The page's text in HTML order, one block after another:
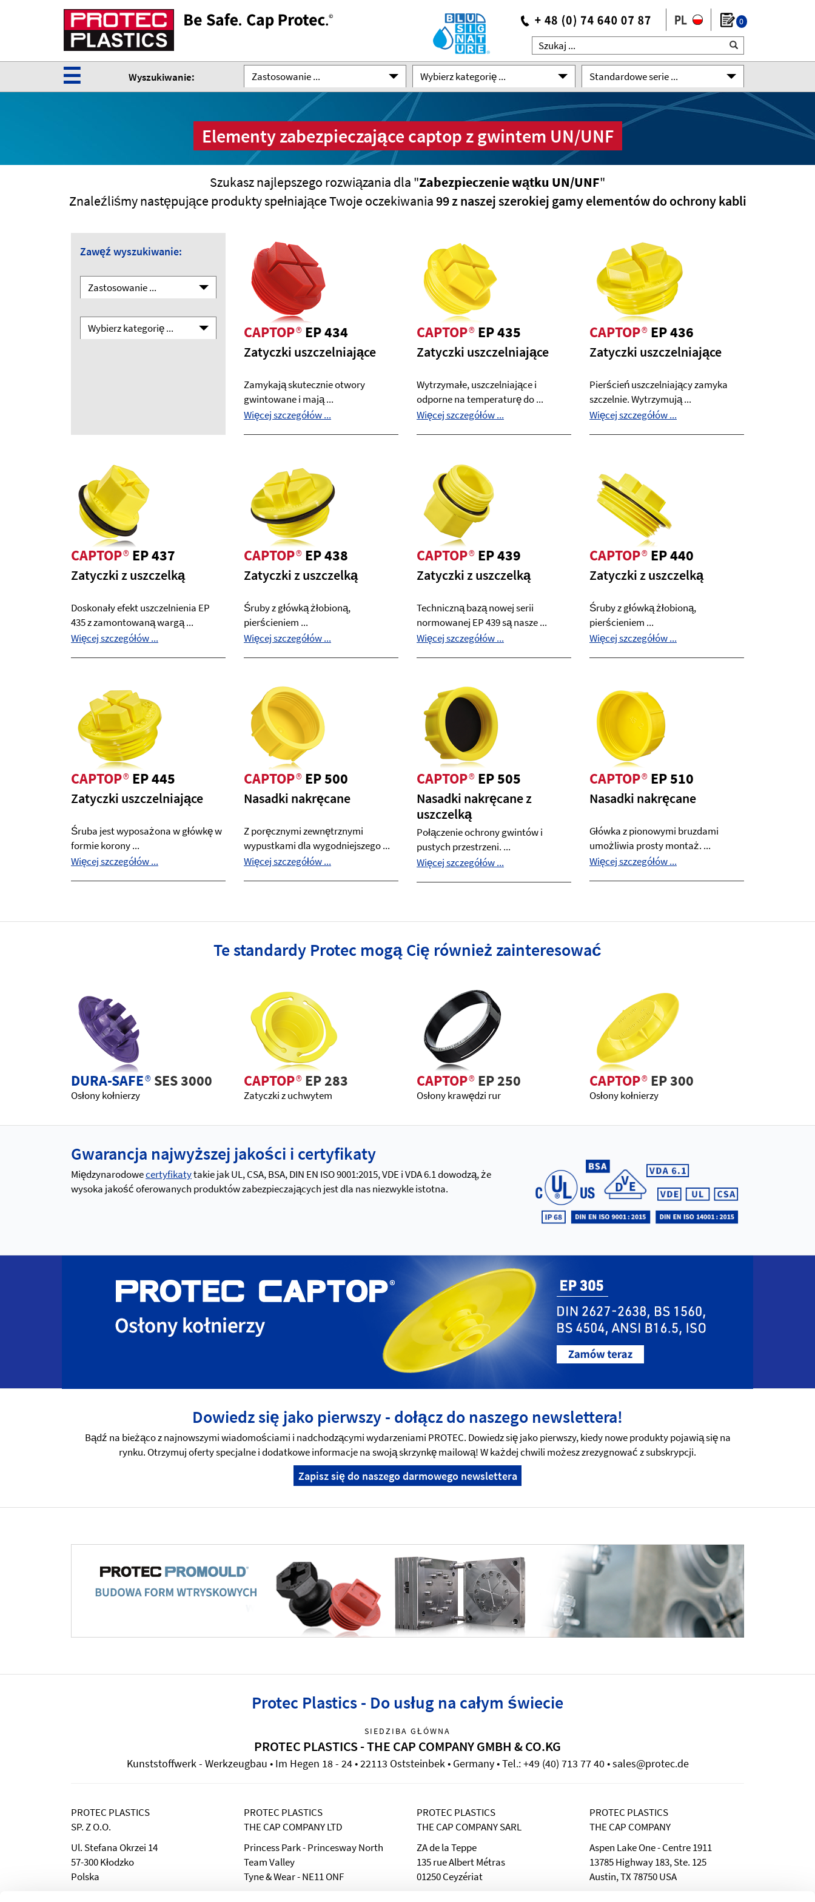
0
☰ Wyszukiwanie: Zastosowanie ... Wybierz kategorię ... Standardowe serie ...
Elementy zabezpieczające captop z gwintem UN/UNF
Szukasz najlepszego rozwiązania dla "Zabezpieczenie wątku UN/UNF"
Znaleźliśmy następujące produkty spełniające Twoje oczekiwania99 z naszej szerokiej gamy elementów do ochrony kabli
Zawęź wyszukiwanie:
Zastosowanie ...
Wybierz kategorię ... CAPTOP®EP 434
Zatyczki uszczelniające
Zamykają skutecznie otwory
gwintowane i mają ...
Więcej szczegółów ...
CAPTOP®EP 435
Zatyczki uszczelniające
Wytrzymałe, uszczelniające i
odporne na temperaturę do ...
Więcej szczegółów ...
CAPTOP®EP 436
Zatyczki uszczelniające
Pierścień uszczelniający zamyka
szczelnie. Wytrzymują ...
Więcej szczegółów ...
CAPTOP®EP 437
Zatyczki z uszczelką
Doskonały efekt uszczelnienia EP
435 z zamontowaną wargą ...
Więcej szczegółów ...
CAPTOP®EP 438
Zatyczki z uszczelką
Śruby z główką żłobioną,
pierścieniem ...
Więcej szczegółów ...
CAPTOP®EP 439
Zatyczki z uszczelką
Techniczną bazą nowej serii
normowanej EP 439 są nasze ...
Więcej szczegółów ...
CAPTOP®EP 440
Zatyczki z uszczelką
Śruby z główką żłobioną,
pierścieniem ...
Więcej szczegółów ...
CAPTOP®EP 445
Zatyczki uszczelniające
Śruba jest wyposażona w główkę w
formie korony ...
Więcej szczegółów ...
CAPTOP®EP 500
Nasadki nakręcane
Z poręcznymi zewnętrznymi
wypustkami dla wygodniejszego ...
Więcej szczegółów ...
CAPTOP®EP 505
Nasadki nakręcane z
uszczelką
Połączenie ochrony gwintów i
pustych przestrzeni. ...
Więcej szczegółów ...
CAPTOP®EP 510
Nasadki nakręcane
Główka z pionowymi bruzdami
umożliwia prosty montaż. ...
Więcej szczegółów ...
Te standardy Protec mogą Cię również zainteresować
DURA-SAFE®SES 3000
Osłony kołnierzy
CAPTOP®EP 283
Zatyczki z uchwytem
CAPTOP®EP 250
Osłony krawędzi rur
CAPTOP®EP 300
Osłony kołnierzy
Gwarancja najwyższej jakości i certyfikaty
Międzynarodowecertyfikatytakie jak UL, CSA, BSA, DIN EN ISO 9001:2015, VDE i VDA 6.1 dowodzą, że
wysoka jakość oferowanych produktów zabezpieczających jest dla nas niezwykle istotna.
Dowiedz się jako pierwszy - dołącz do naszego newslettera!
Bądź na bieżąco z najnowszymi wiadomościami i nadchodzącymi wydarzeniami PROTEC. Dowiedz się jako pierwszy, kiedy nowe produkty pojawią się na
rynku. Otrzymuj oferty specjalne i dodatkowe informacje na swoją skrzynkę mailową! W każdej chwili możesz zrezygnować z subskrypcji.
Zapisz się do naszego darmowego newslettera
Protec Plastics - Do usług na całym świecie
SIEDZIBA GŁÓWNA
PROTEC PLASTICS - THE CAP COMPANY GMBH & CO.KG
Kunststoffwerk - Werkzeugbau • Im Hegen 18 - 24 • 22113 Oststeinbek • Germany • Tel.: +49 (40) 713 77 40 • sales@protec.de
PROTEC PLASTICS
SP. Z O.O.
Ul. Stefana Okrzei 14
57-300 Kłodzko
Polska
PROTEC PLASTICS
THE CAP COMPANY LTD
Princess Park - Princesway North
Team Valley
Tyne & Wear - NE11 ONF
PROTEC PLASTICS
THE CAP COMPANY SARL
ZA de la Teppe
135 rue Albert Métras
01250 Ceyzériat
PROTEC PLASTICS
THE CAP COMPANY
Aspen Lake One - Centre 1911
13785 Highway 183, Ste. 125
Austin, TX 78750 USA